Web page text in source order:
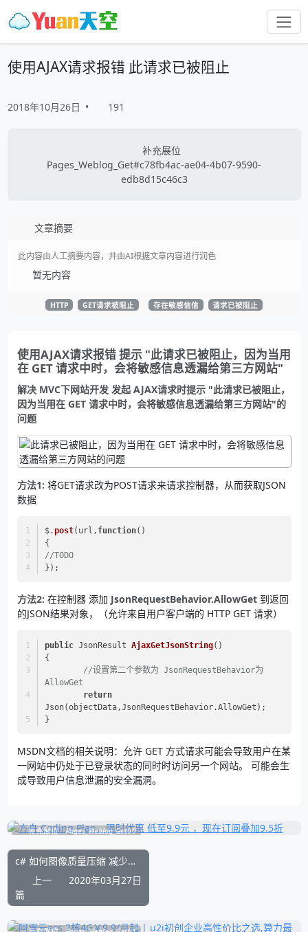
使用AJAX请求报错 此请求已被阻止
2018年10月26日 • 191
补充展位
Pages_Weblog_Get#c78fb4ac-ae04-4b07-9590-
edb8d15c46c3
文章摘要
此内容由人工摘要内容，并由AI根据文章内容进行润色
暂无内容
HTTP GET请求被阻止 存在敏感信信 请求已被阻止
使用AJAX请求报错 提示 "此请求已被阻止，因为当用
在 GET 请求中时，会将敏感信息透漏给第三方网站"
解决 MVC下网站开发 发起 AJAX请求时提示 "此请求已被阻止，
因为当用在 GET 请求中时，会将敏感信息透漏给第三方网站"的
问题
方法1: 将GET请求改为POST请求来请求控制器，从而获取JSON
数据
$.post(url, function( )
{
//TODO
});
方法2: 在控制器 添加 JsonRequestBehavior.AllowGet到返回
的JSON结果对象，（允许来自用户客户端的 HTTP GET 请求）
public JsonResult AjaxGetJsonString()
{
//设置第二个参数为 JsonRequestBehavior为
AllowGet
return
Json(objectData,JsonRequestBehavior.AllowGet);
}
MSDN文档的相关说明：允许 GET 方式请求可能会导致用户在某
一网站中仍处于已登录状态的同时时访问另一个网站。 可能会生
成导致用户信息泄漏的安全漏洞。
补充展位 Pages_Weblog_Get#0
c# 如何图像质量压缩 减少文件体积大小
上一
篇
2020年03月27日